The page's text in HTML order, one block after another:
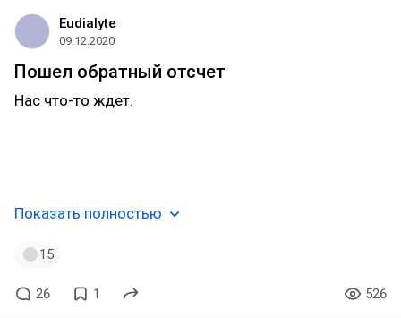
Eudialyte
09.12.2020
Пошел обратный отсчет
Нас что-то ждет.
Показать полностью
15
26 1 526